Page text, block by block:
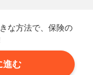
な方法で、保険の
進む